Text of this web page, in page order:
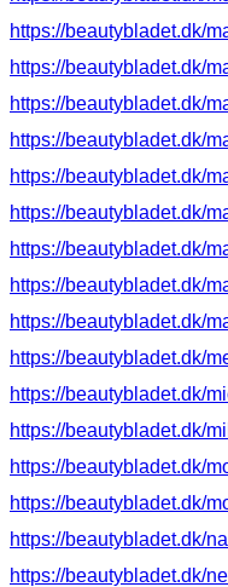
https://beautybladet.dk/
https://beautybladet.dk/
https://beautybladet.dk/
https://beautybladet.dk/
https://beautybladet.dk/
https://beautybladet.dk/
https://beautybladet.dk/
https://beautybladet.dk/
https://beautybladet.dk/
https://beautybladet.dk/
https://beautybladet.dk/
https://beautybladet.dk/
https://beautybladet.dk/
https://beautybladet.dk/
https://beautybladet.dk/
https://beautybladet.dk/